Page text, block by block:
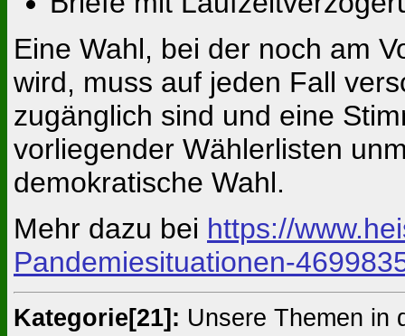
Eine Wahl, bei der noch am
wird, muss auf jeden Fall
zugänglich sind und eine
vorliegender Wählerlisten
demokratische Wahl.
Mehr dazu bei https://
Pandemiesituationen-
Kategorie[21]: Unsere Themen in